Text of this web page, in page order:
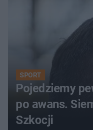
SPORT
Pojedziemy
po awans.
Szkocji